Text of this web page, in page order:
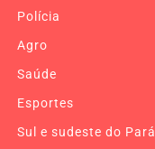
Polícia
Agro
Saúde
Esportes
Sul e sudeste do Pará